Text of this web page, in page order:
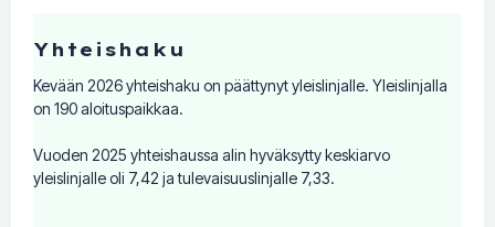
Yhteishaku
Kevään 2026 yhteishaku on päättynyt yleislinjalle. Yleislinjalla
on 190 aloituspaikkaa.
Vuoden 2025 yhteishaussa alin hyväksytty keskiarvo
yleislinjalle oli 7,42 ja tulevaisuuslinjalle 7,33.